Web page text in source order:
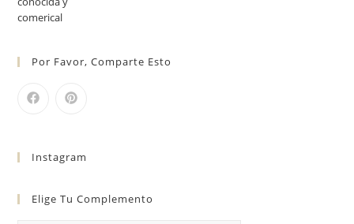
Por Favor, Comparte Esto
Instagram
Elige Tu Complemento